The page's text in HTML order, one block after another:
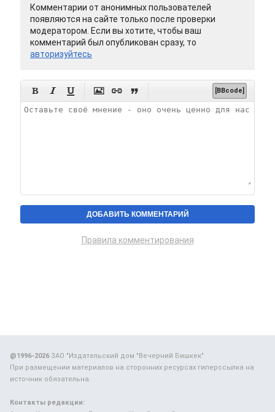
Комментарии от анонимных пользователей
появляются на сайте только после проверки
модератором. Если вы хотите, чтобы ваш
комментарий был опубликован сразу, то
авторизуйтесь
      [BBcode]
Правила комментирования
@1996-2026ЗАО "Издательский дом "Вечерний Бишкек"
При размещении материалов на сторонних ресурсах гиперссылка на
источник обязательна.
Контакты редакции: